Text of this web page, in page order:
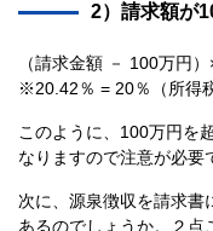
2）請求額が
（請求金額 － 100万円
※20.42％ = 20％（所得
このように、100万円を
なりますので注意が必要
次に、源泉徴収を請求書
あるのでしょうか。２点